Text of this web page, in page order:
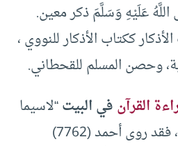
عَلَيْهِ وَسَلَّمَ ذكر معين.
ككتاب الأذكار للنووي ،
وحصن المسلم للقحطاني.
القرآنفي البيت“لاسيما
سورة البقرة في البيت ، فقد روى أحمد (7762)